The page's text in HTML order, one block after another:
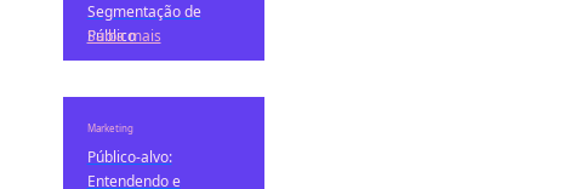
Segmentação de
Público
Saiba mais
Marketing
Público-alvo:
Entendendo e